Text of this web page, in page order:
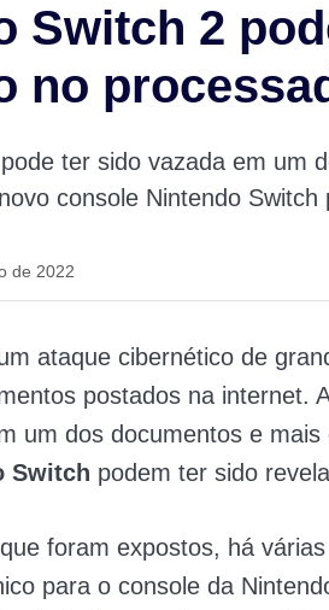
Switch 2
no
ter sido vazada em um
console Nintendo Switch
de 2022
ataque cibernético de
postados na internet.
um dos documentos e
Switch podem ter sido
foram expostos, há
para o console da